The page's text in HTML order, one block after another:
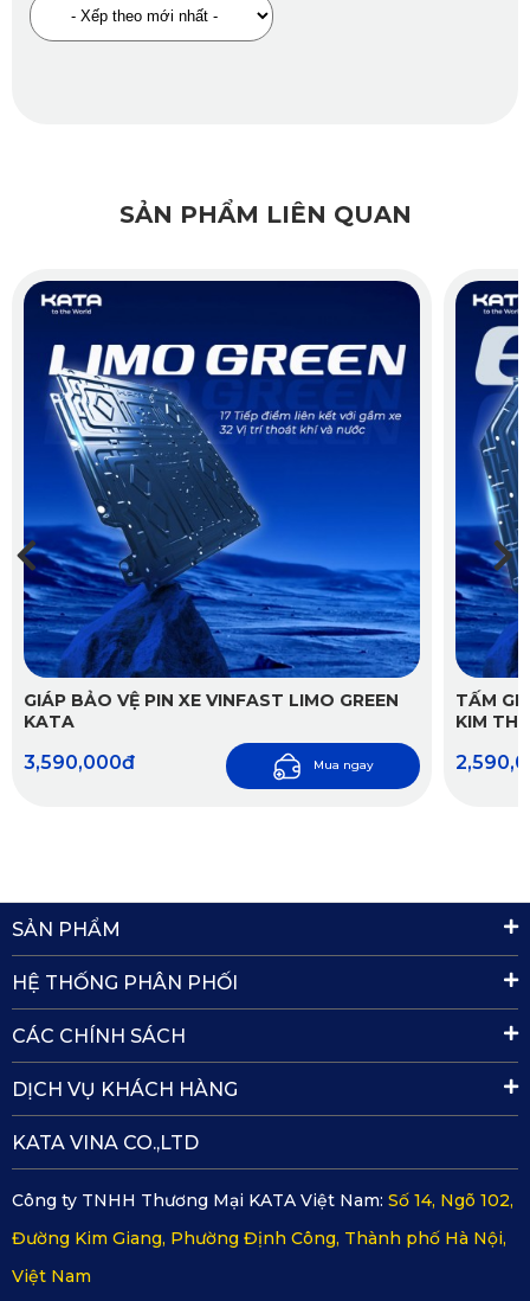
Nhờ thiết kế tối ưu và chất liệu cao cấp, giáp bảo vệ pin VF7
của KATA mang đến nhiều ưu điểm nổi bật cho người dùng:
Bảo vệ pin toàn diện:Tấm ốp pin được thiết kế riêng
cho VF7 nên ôm sát cụm pin, giúp hạn chế tối đa tác
động từ sỏi đá, vật cứng văng lên khi xe di chuyển.
SẢN PHẨM LIÊN QUAN
GIÁP BẢO VỆ PIN XE VINFAST LIMO GREEN
KATA
3,590,000đ Mua ngay
TẤM
KIM
SẢN PHẨM
HỆ THỐNG PHÂN PHỐI
CÁC CHÍNH SÁCH
DỊCH VỤ KHÁCH HÀNG
KATA VINA CO.,LTD
Công ty TNHH Thương Mại KATA Việt Nam: Số 14, Ngõ 102,
Đường Kim Giang, Phường Định Công, Thành phố Hà Nội,
Việt Nam